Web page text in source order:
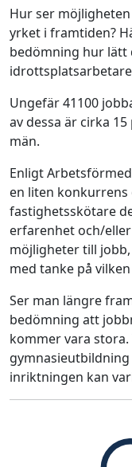
Hur ser
yrket i framtiden?
bedömning hur lätt
Ungefär 41100
av dessa är cirka
män.
Enligt
en liten
fastighetsskötare
erfarenhet och/
möjligheter till
med tanke på
Ser man längre
bedömning att
kommer vara
inriktningen kan